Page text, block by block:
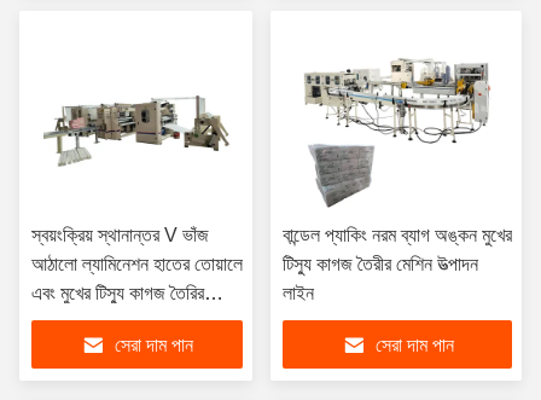
স্বয়ংক্রিয় স্থানান্তর V ভাঁজ
আঠালো ল্যামিনেশন হাতের তোয়ালে
এবং মুখের টিস্যু কাগজ তৈরির
মেশিনের দাম
সেরা দাম পান
বান্ডেল প্যাকিং নরম ব্যাগ অঙ্কন মুখের
টিস্যু কাগজ তৈরীর মেশিন উত্পাদন
লাইন
সেরা দাম পান